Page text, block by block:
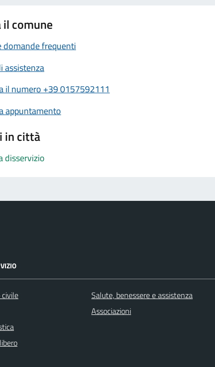
comune
domande frequenti
assistenza
il numero +39 0157592111
appuntamento
in città
disservizio
Salute, benessere e assistenza
Associazioni